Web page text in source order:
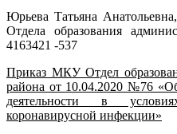
Юрьева Татьяна
Отдела образования
4163421 -537
Приказ МКУ Отдел
района от 10.04.2020 №76
деятельности в
коронавирусной инфекции»